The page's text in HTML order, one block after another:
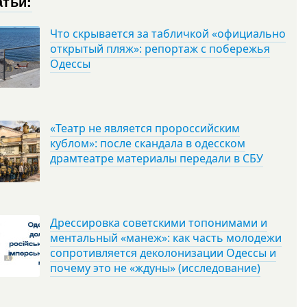
Что скрывается за табличкой «официально
открытый пляж»: репортаж с побережья
Одессы
«Театр не является пророссийским
кублом»: после скандала в одесском
драмтеатре материалы передали в СБУ
Дрессировка советскими топонимами и
ментальный «манеж»: как часть молодежи
сопротивляется деколонизации Одессы и
почему это не «ждуны» (исследование)